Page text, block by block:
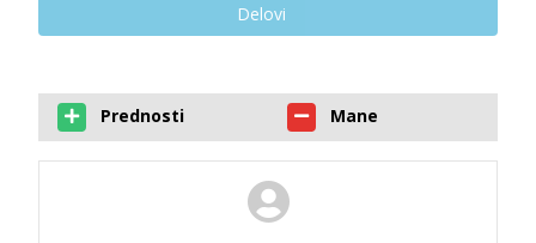
Delovi
Prednosti Mane